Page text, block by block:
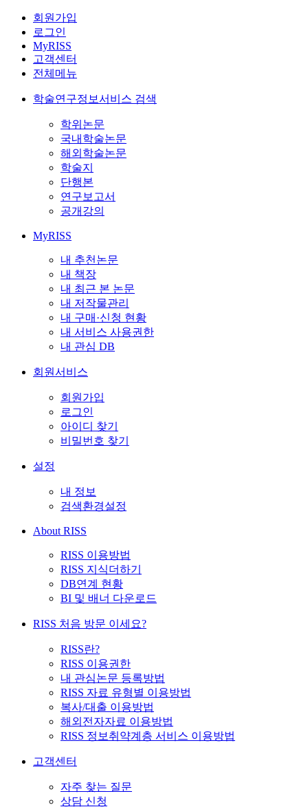
회원가입
로그인
MyRISS
고객센터
전체메뉴
학술연구정보서비스 검색
학위논문
국내학술논문
해외학술논문
학술지
단행본
연구보고서
공개강의
MyRISS
내 추천논문
내 책장
내 최근 본 논문
내 저작물관리
내 구매·신청 현황
내 서비스 사용권한
내 관심 DB
회원서비스
회원가입
로그인
아이디 찾기
비밀번호 찾기
설정
내 정보
검색환경설정
About RISS
RISS 이용방법
RISS 지식더하기
DB연계 현황
BI 및 배너 다운로드
RISS 처음 방문 이세요?
RISS란?
RISS 이용권한
내 관심논문 등록방법
RISS 자료 유형별 이용방법
복사/대출 이용방법
해외전자자료 이용방법
RISS 정보취약계층 서비스 이용방법
고객센터
자주 찾는 질문
상담 신청